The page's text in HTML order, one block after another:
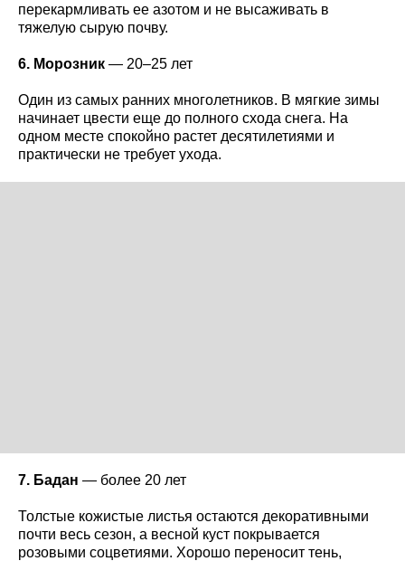
перекармливать ее азотом и не высаживать в
тяжелую сырую почву.
6. Морозник — 20–25 лет
Один из самых ранних многолетников. В мягкие зимы
начинает цвести еще до полного схода снега. На
одном месте спокойно растет десятилетиями и
практически не требует ухода.
7. Бадан — более 20 лет
Толстые кожистые листья остаются декоративными
почти весь сезон, а весной куст покрывается
розовыми соцветиями. Хорошо переносит тень,